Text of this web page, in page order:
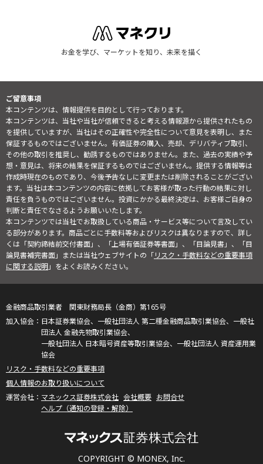
お金を学び、マーケットを知り、未来を描く
ご留意事項
本コンテンツは、情報提供を目的として行っております。
本コンテンツは、当社や当社が信頼できると考える情報源から提供されたもの
を提供していますが、当社はその正確性や完全性について意見を表明し、また
保証するものではございません。有価証券の購入、売却、デリバティブ取引、
その他の取引を推奨し、勧誘するものではありません。また、過去の実績や予
想・意見は、将来の結果を保証するものではございません。提供する情報等は
作成時現在のものであり、今後予告なしに変更または削除されることがござい
ます。当社は本コンテンツの内容に依拠してお客様が取った行動の結果に対し
責任を負うものではございません。投資にかかる最終決定は、お客様ご自身の
判断と責任でなさるようお願いいたします。
本コンテンツでは当社でお取扱している商品・サービス等について言及してい
る部分があります。商品ごとに手数料等およびリスクは異なりますので、詳し
くは「契約締結前交付書面」、「上場有価証券等書面」、「目論見書」、「目
論見書補完書面」または当社ウェブサイトの「リスク・手数料などの重要事項
に関する説明」をよくお読みください。
COPYRIGHT © MONEX, Inc.
金融商品取引業者 関東財務局長（金商）第165号
日本証券業協会、一般社団法人 第二種金融商品取引業協会、一般社
団法人 金融先物取引業協会、
一般社団法人 日本暗号資産等取引業協会、一般社団法人 資産運用業
協会
リスク・手数料などの重要事項
個人情報のお取り扱いについて
マネックス証券株式会社 会社概要 お問合せ
ヘルプ（通知の登録・解除）